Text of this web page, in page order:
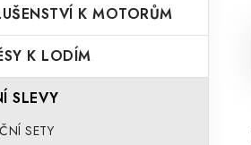
K MOTORŮM
K LODÍM
SLEVY
SETY